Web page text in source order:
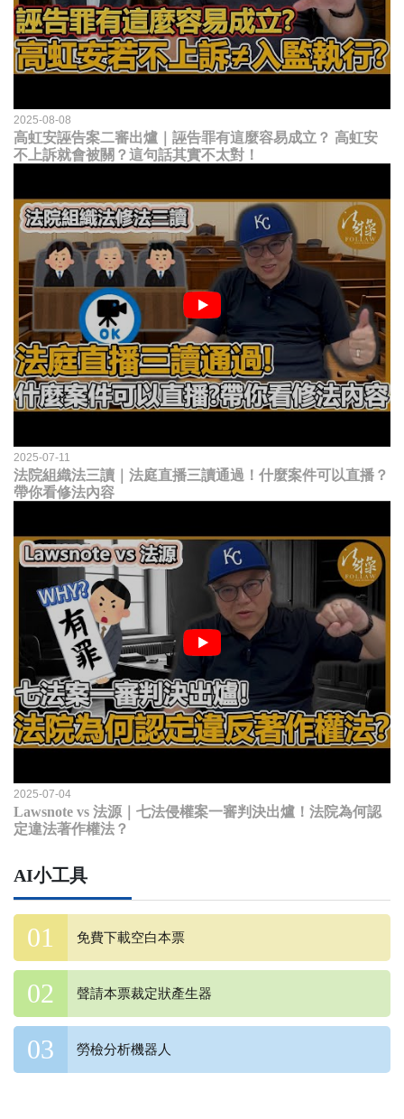
2025-08-08
高虹安誣告案二審出爐｜誣告罪有這麼容易成立？ 高虹安
不上訴就會被關？這句話其實不太對！
2025-07-11
法院組織法三讀｜法庭直播三讀通過！什麼案件可以直播？
帶你看修法內容
2025-07-04
Lawsnote vs 法源｜七法侵權案一審判決出爐！法院為何認
定違法著作權法？
AI小工具
免費下載空白本票
聲請本票裁定狀產生器
勞檢分析機器人